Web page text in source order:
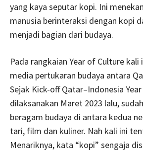
yang kaya seputar kopi. Ini
manusia berinteraksi dengan kopi
menjadi bagian dari budaya.
Pada rangkaian Year of Culture kali
media pertukaran budaya antara
Sejak Kick-off Qatar–Indonesia
dilaksanakan Maret 2023 lalu,
beragam budaya di antara kedua
tari, film dan kuliner. Nah kali ini
Menariknya, kata “kopi” sengaja